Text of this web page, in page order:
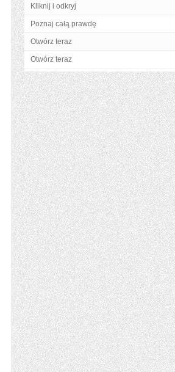
Kliknij i odkryj
Poznaj całą prawdę
Otwórz teraz
Otwórz teraz